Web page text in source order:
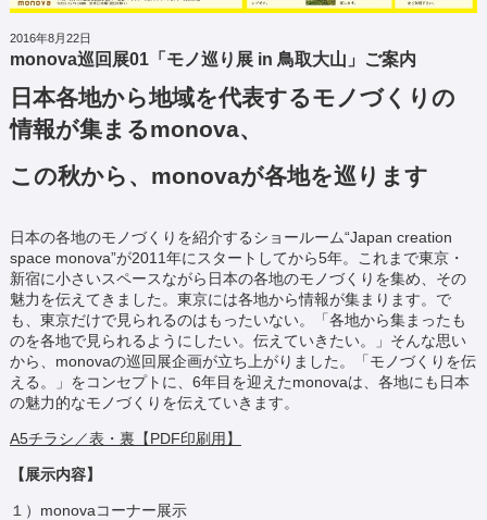
2016年8月22日
monova巡回展01「モノ巡り展 in 鳥取大山」ご案内
日本各地から地域を代表するモノづくりの
情報が集まるmonova、
この秋から、monovaが各地を巡ります
日本の各地のモノづくりを紹介するショールーム“Japan creation
space monova”が2011年にスタートしてから5年。これまで東京・
新宿に小さいスペースながら日本の各地のモノづくりを集め、その
魅力を伝えてきました。東京には各地から情報が集まります。で
も、東京だけで見られるのはもったいない。「各地から集まったも
のを各地で見られるようにしたい。伝えていきたい。」そんな思い
から、monovaの巡回展企画が立ち上がりました。「モノづくりを伝
える。」をコンセプトに、6年目を迎えたmonovaは、各地にも日本
の魅力的なモノづくりを伝えていきます。
A5チラシ／表・裏【PDF印刷用】
【展示内容】
１）monovaコーナー展示